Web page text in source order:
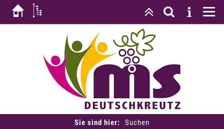
Sie sind hier: Suchen